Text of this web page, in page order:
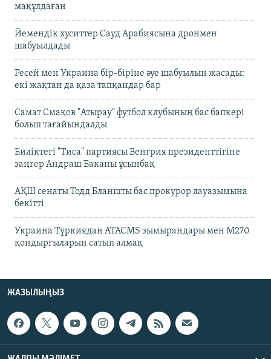
мақұлдаған
Йемендік хуситтер Сауд Арабиясына дронмен
шабуылдады
Ресей мен Украина бір-біріне әуе шабуылын жасады:
екі жақтан да қаза тапқандар бар
Самат Смақов "Атырау" футбол клубының бас бапкері
болып тағайындалды
Биліктегі "Тиса" партиясы Венгрия президенттігіне
заңгер Андраш Баканы ұсынбақ
АҚШ сенаты Тодд Бланшты бас прокурор лауазымына
бекітті
Украина Түркиядан ATACMS зымырандары мен M270
қондырғыларын сатып алмақ
ЖАЗЫЛЫҢЫЗ